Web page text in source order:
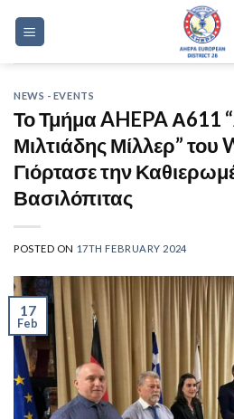
NEWS - EVENTS
Το Τμήμα AHEPA Α611
Μιλτιάδης Μίλλερ” του
Γιόρτασε την
Βασιλόπιτας
POSTED ON 17TH FEBRUARY 2024
17
Feb